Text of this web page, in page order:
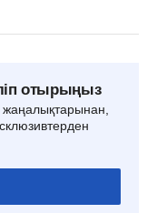
отырыңыз
жаңалықтарынан,